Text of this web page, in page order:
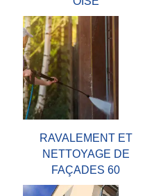
RAVALEMENT ET
NETTOYAGE DE
FAÇADES 60